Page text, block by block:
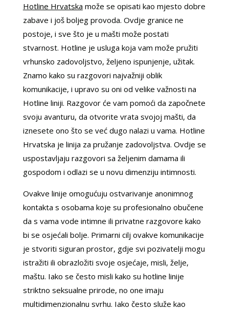
Hotline Hrvatska može se opisati kao mjesto dobre
zabave i još boljeg provoda. Ovdje granice ne
postoje, i sve što je u mašti može postati
stvarnost. Hotline je usluga koja vam može pružiti
vrhunsko zadovoljstvo, željeno ispunjenje, užitak.
Znamo kako su razgovori najvažniji oblik
komunikacije, i upravo su oni od velike važnosti na
Hotline liniji. Razgovor će vam pomoći da započnete
svoju avanturu, da otvorite vrata svojoj mašti, da
iznesete ono što se već dugo nalazi u vama. Hotline
Hrvatska je linija za pružanje zadovoljstva. Ovdje se
uspostavljaju razgovori sa željenim damama ili
gospodom i odlazi se u novu dimenziju intimnosti.
Ovakve linije omogućuju ostvarivanje anonimnog
kontakta s osobama koje su profesionalno obučene
da s vama vode intimne ili privatne razgovore kako
bi se osjećali bolje. Primarni cilj ovakve komunikacije
je stvoriti siguran prostor, gdje svi pozivatelji mogu
istražiti ili obrazložiti svoje osjećaje, misli, želje,
maštu. Iako se često misli kako su hotline linije
striktno seksualne prirode, no one imaju
multidimenzionalnu svrhu. Iako često služe kao